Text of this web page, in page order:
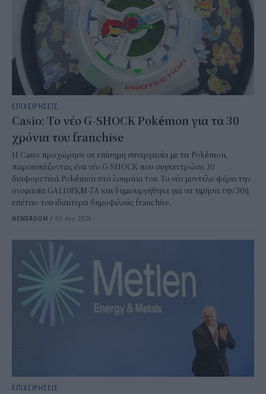
ΕΠΙΧΕΙΡΗΣΕΙΣ
Casio: Το νέο G-SHOCK Pokémon για τα 30
χρόνια του franchise
Η Casio προχώρησε σε επίσημη συνεργασία με τα Pokémon,
παρουσιάζοντας ένα νέο G-SHOCK που συγκεντρώνει 30
διαφορετικά Pokémon στο λουράκι του. Το νέο μοντέλο φέρει την
ονομασία GA110PKM-7A και δημιουργήθηκε για να τιμήσει την 30ή
επέτειο του ιδιαίτερα δημοφιλούς franchise.
NEWSROOM / 06 Αυγ 2026
ΕΠΙΧΕΙΡΗΣΕΙΣ